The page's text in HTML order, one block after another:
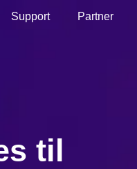
Support Partner
til